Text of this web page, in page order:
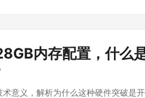
内存配置，什么
意义，解析为什么这种硬件突破是